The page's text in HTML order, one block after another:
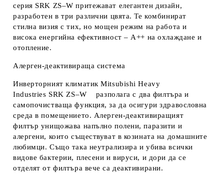
серия SRK ZS–W притежават елегантен дизайн,
разработен в три различни цвята. Te комбинират
стилна визия с тих, но мощен режим на работа и
висока енергийна ефективност – A++ на охлаждане и
отопление.
Алерген-деактивираща система
Инверторният климатик Mitsubishi Heavy
Industries SRK ZS–W разполага с два филтъра и
самопочистваща функция, за да осигури здравословна
среда в помещението. Алерген-деактивиращият
филтър унищожава напълно полени, паразити и
алергени, които съществуват в козината на домашните
любимци. Също така неутрализира и убива всички
видове бактерии, плесени и вируси, и дори да се
отделят от филтъра вече са деактивирани.